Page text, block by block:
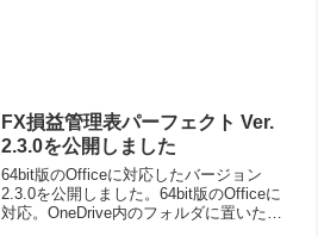
FX損益管理表パーフェクト Ver.
2.3.0を公開しました
64bit版のOfficeに対応したバージョン
2.3.0を公開しました。64bit版のOfficeに
対応。OneDrive内のフォルダに置いた場